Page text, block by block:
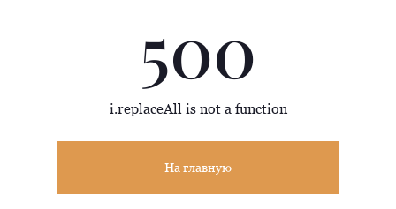
500
i.replaceAll is not a function
На главную